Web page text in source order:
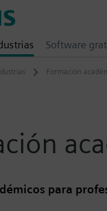
Formación
para
Software